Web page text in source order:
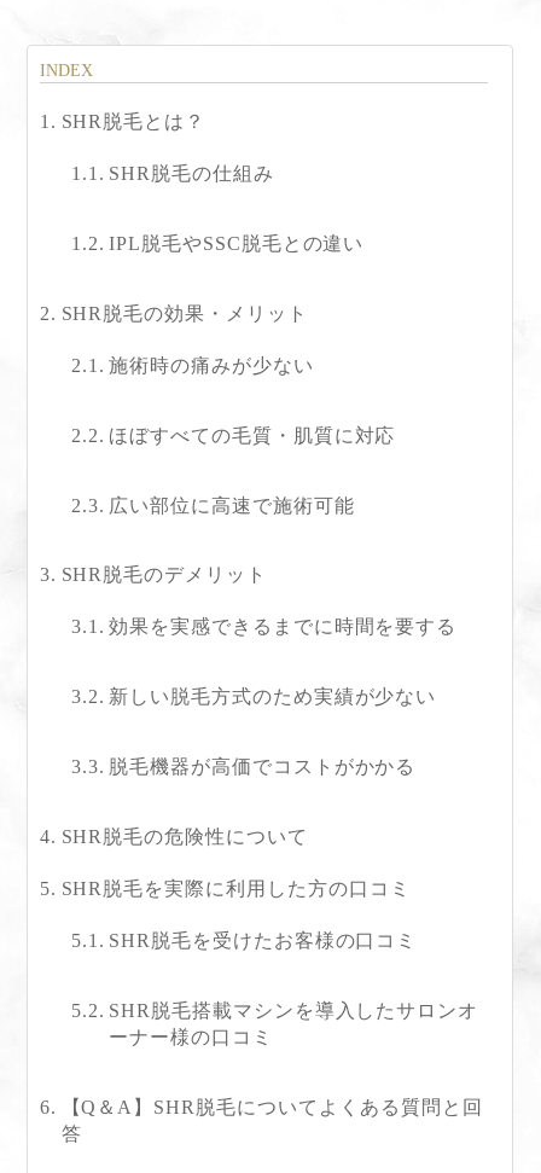
SHR脱毛とは？
SHR脱毛の仕組み
IPL脱毛やSSC脱毛との違い
SHR脱毛の効果・メリット
施術時の痛みが少ない
ほぼすべての毛質・肌質に対応
広い部位に高速で施術可能
SHR脱毛のデメリット
効果を実感できるまでに時間を要する
新しい脱毛方式のため実績が少ない
脱毛機器が高価でコストがかかる
SHR脱毛の危険性について
SHR脱毛を実際に利用した方の口コミ
SHR脱毛を受けたお客様の口コミ
SHR脱毛搭載マシンを導入したサロンオ
ーナー様の口コミ
【Q＆A】SHR脱毛についてよくある質問と回
答